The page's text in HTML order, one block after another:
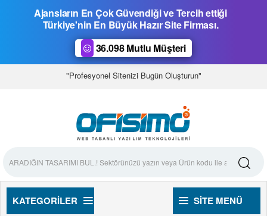
Ajansların En Çok Güvendiği ve Tercih ettiği
Türkiye'nin En Büyük Hazır Site Firması.
36.098 Mutlu Müşteri
"Profesyonel Sitenizi Bugün Oluşturun"
KATEGORILER SITE MENÜ